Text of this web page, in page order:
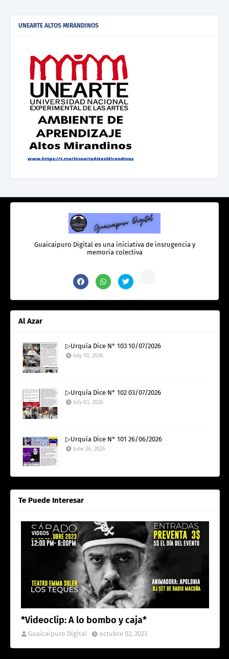
UNEARTE ALTOS MIRANDINOS
Guaicaipuro Digital es una iniciativa de insrugencia y
memoria colectiva
Al Azar
▷Urquía Dice N° 103 10/07/2026
July 10, 2026
▷Urquía Dice N° 102 03/07/2026
July 03, 2026
▷Urquía Dice N° 101 26/06/2026
June 26, 2026
Te Puede Interesar
VIDEOS
*Videoclip: A lo bombo y caja*
Guaicaipuro Digital octubre 02, 2023